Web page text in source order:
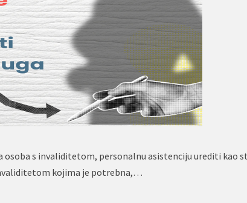
osoba s invaliditetom, personalnu asistenciju urediti kao
kojima je potrebna,…